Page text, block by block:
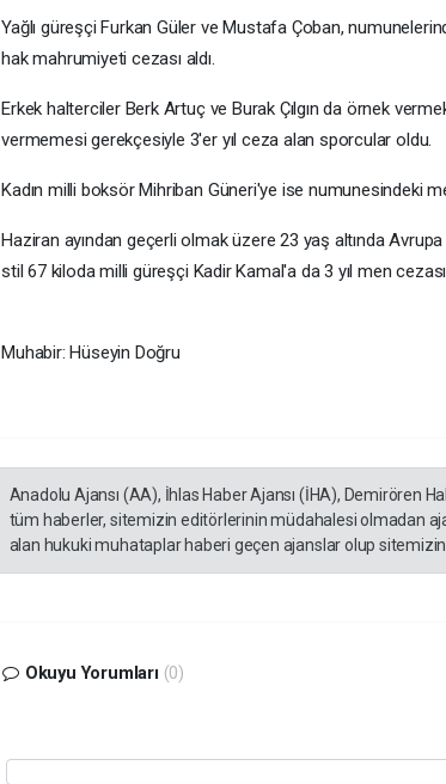
Yağlı güreşçi Furkan Güler ve Mustafa Çoban,
hak mahrumiyeti cezası aldı.
Erkek halterciler Berk Artuç ve Burak Çılgın da örnek
vermemesi gerekçesiyle 3'er yıl ceza alan sporcular oldu.
Kadın milli boksör Mihriban Güneri'ye ise numunesindeki
Haziran ayından geçerli olmak üzere 23 yaş altında
stil 67 kiloda milli güreşçi Kadir Kamal'a da 3 yıl men
Muhabir: Hüseyin Doğru
Anadolu Ajansı (AA), İhlas Haber Ajansı (İHA), Demirören
tüm haberler, sitemizin editörlerinin müdahalesi olmadan
alan hukuki muhataplar haberi geçen ajanslar olup
Okuyu Yorumları (0)